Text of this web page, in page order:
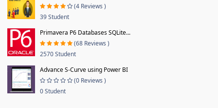
(4 Reviews )
39 Student
Primavera P6 Databases SQLite...
(68 Reviews )
2570 Student
Advance S-Curve using Power BI
(0 Reviews )
0 Student